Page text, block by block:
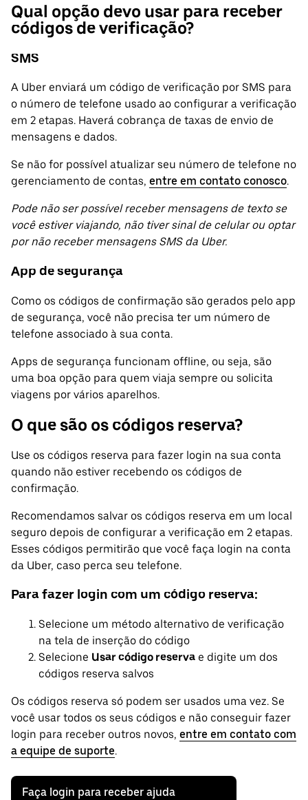
Qual opção devo usar para receber
códigos de verificação?
SMS
A Uber enviará um código de verificação por SMS para
o número de telefone usado ao configurar a verificação
em 2 etapas. Haverá cobrança de taxas de envio de
mensagens e dados.
Se não for possível atualizar seu número de telefone no
gerenciamento de contas, entre em contato conosco.
Pode não ser possível receber mensagens de texto se
você estiver viajando, não tiver sinal de celular ou optar
por não receber mensagens SMS da Uber.
App de segurança
Como os códigos de confirmação são gerados pelo app
de segurança, você não precisa ter um número de
telefone associado à sua conta.
Apps de segurança funcionam offline, ou seja, são
uma boa opção para quem viaja sempre ou solicita
viagens por vários aparelhos.
O que são os códigos reserva?
Use os códigos reserva para fazer login na sua conta
quando não estiver recebendo os códigos de
confirmação.
Recomendamos salvar os códigos reserva em um local
seguro depois de configurar a verificação em 2 etapas.
Esses códigos permitirão que você faça login na conta
da Uber, caso perca seu telefone.
Para fazer login com um código reserva:
Selecione um método alternativo de verificação
na tela de inserção do código
Selecione Usar código reserva e digite um dos
códigos reserva salvos
Os códigos reserva só podem ser usados uma vez. Se
você usar todos os seus códigos e não conseguir fazer
login para receber outros novos, entre em contato com
a equipe de suporte.
Faça login para receber ajuda